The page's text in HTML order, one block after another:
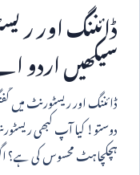
ڈائننگ اور
سیکھیں اردو
ڈائننگ اور ریسٹورنٹ میں
دوستو! کیا آپ کبھی
ہچکچاہٹ محسوس کی ہے؟